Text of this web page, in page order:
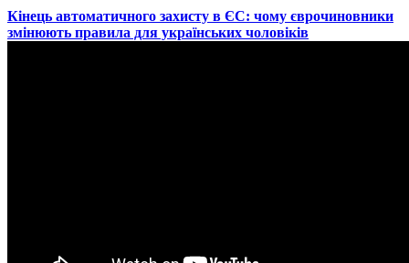
​Кінець автоматичного захисту в ЄС: чому єврочиновники
змінюють правила для українських чоловіків